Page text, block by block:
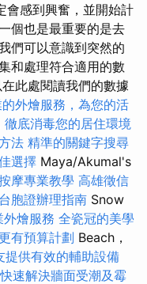
會感到興奮，並開始計
個也是最重要的是去
們可以意識到突然的
和處理符合適用的數
此處閱讀我們的數據
外燴服務，為您的活
底消毒您的居住環境
法 精準的關鍵字搜尋
選擇 Maya/Akumal's
摩專業教學 高雄徵信
胞證辦理指南 Snow
燴服務 全瓷冠的美學
有預算計劃 Beach，
提供有效的輔助設備
速解決牆面受潮及霉